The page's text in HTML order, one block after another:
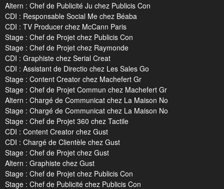
Altern : Chef de Publicité Ju chez Publicis Con
CDI : Responsable Social Me chez Béaba
CDI : TV Producer chez McCann Paris
Stage : Chef de Projet chez Publicis Con
Stage : Chef de Projet chez Raymonde
CDI : Graphiste chez Serial Creat
CDI : Assistant de Directio chez Les Sales Go
Stage : Content Creator chez Machefert Gr
Stage : Chef de Projet Commun chez Machefert Gr
Altern : Chargé de Communicat chez La Maison No
Stage : Chargé de Communicat chez La Maison No
Stage : Chef de Projet 360 chez Tactile
CDI : Content Creator chez Gust
CDI : Chargé de Clientèle chez Gust
Stage : Chef de Projet chez Gust
Altern : Graphiste chez Gust
Stage : Chef de Projet chez Publicis Con
Stage : Chef de Publicité chez Publicis Con